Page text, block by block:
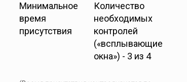
Минимальное
время
присутствия
Количество
необходимых
контролей
(«всплывающие
окна») - 3 из 4